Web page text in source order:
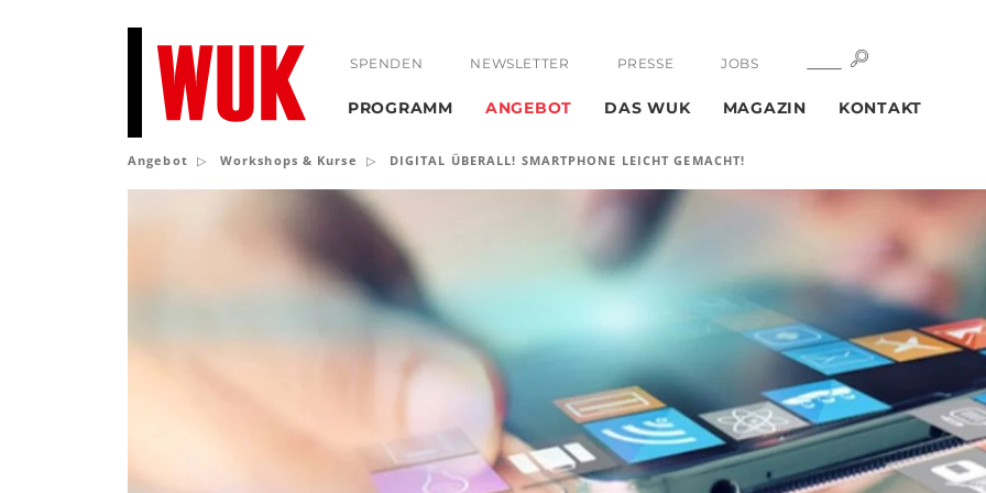
SPENDEN NEWSLETTER PRESSE JOBS SUCHE
PROGRAMM ANGEBOT DAS WUK MAGAZIN KONTAKT
Angebot Workshops & Kurse DIGITAL ÜBERALL! SMARTPHONE LEICHT GEMACHT!